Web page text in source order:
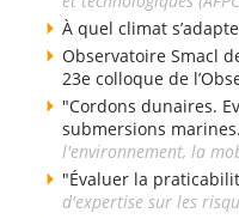
À quel climat
Observatoire Smacl
23e colloque de
"Cordons dunaires.
submersions
l'environnement, la
"Évaluer la
d'expertise sur les